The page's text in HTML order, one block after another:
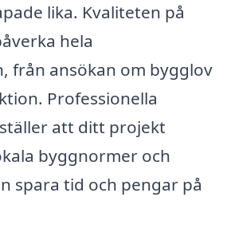
lika. Kvaliteten på
hela
från ansökan om bygglov
Professionella
att ditt projekt
byggnormer och
spara tid och pengar på